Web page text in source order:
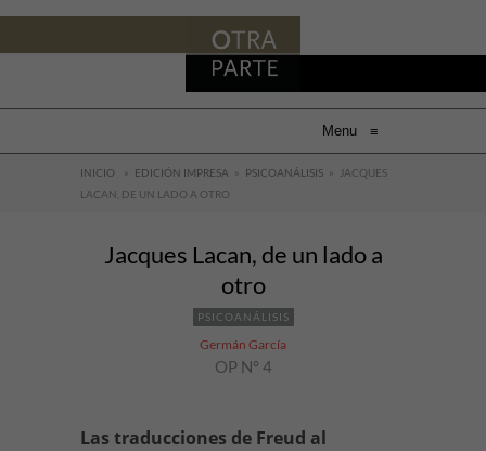
Menu ≡
INICIO » EDICIÓN IMPRESA » PSICOANÁLISIS »
JACQUES
LACAN, DE UN LADO A OTRO
Jacques Lacan, de un lado a
otro
PSICOANÁLISIS
Germán García
OP N° 4
Las traducciones de Freud al